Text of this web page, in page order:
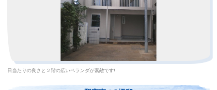
日当たりの良さと２階の広いベランダが素敵です!